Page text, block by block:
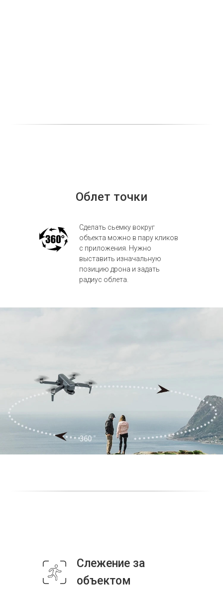
Сделать сьемку вокруг
объекта можно в пару кликов
с приложения. Нужно
выставить изначальную
позицию дрона и задать
радиус облета.
Облет точки
Слежение за
объектом